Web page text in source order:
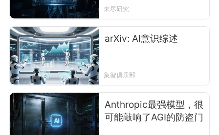
未尽研究
arXiv: AI意识综述
集智俱乐部
Anthropic最强模型，很
可能敲响了AGI的防盗门